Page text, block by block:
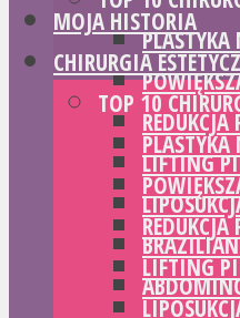
PLASTYKA
REDUKCJA
LIFTING
MOJA HISTORIA
CHIRURGIA
TOP 10
PLASTYKA
REDUKCJA
LIFTING